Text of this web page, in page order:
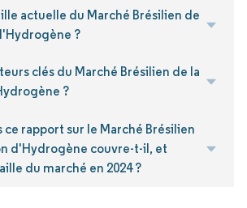
actuelle du Marché Brésilien de
?
clés du Marché Brésilien de la
?
ce rapport sur le Marché Brésilien
d'Hydrogène couvre-t-il, et
du marché en 2024 ?